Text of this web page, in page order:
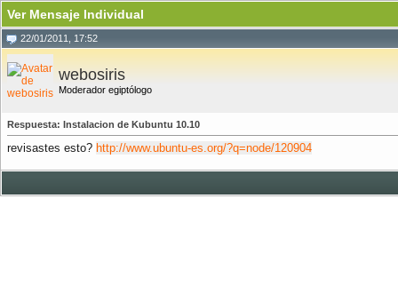
Ver Mensaje Individual
22/01/2011, 17:52
webosiris
Moderador egiptólogo
Respuesta: Instalacion de Kubuntu 10.10
revisastes esto? http://www.ubuntu-es.org/?q=node/120904